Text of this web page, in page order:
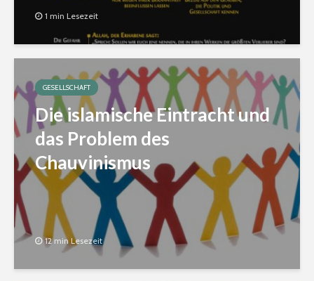
1 min Lesezeit
GESELLSCHAFT
Die islamische Eintracht und
das Problem des
Chauvinismus
12 min Lesezeit